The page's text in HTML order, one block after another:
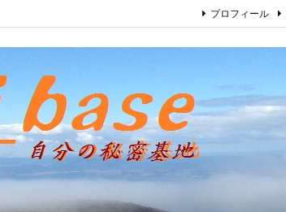
プロフィール